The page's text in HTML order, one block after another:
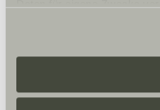
Akzeptieren Sie oder
Einstellungen aus, erteilen
Daten zu den genannten
1 lit. a) DSGVO);
Kundenbindung und -